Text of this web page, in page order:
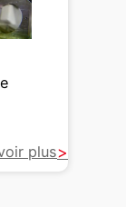
plus